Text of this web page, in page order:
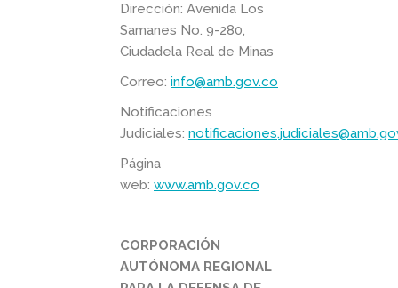
Dirección: Avenida Los
Samanes No. 9-280,
Ciudadela Real de Minas
Correo: info@amb.gov.co
Notificaciones
Judiciales:
Página
web: www.amb.gov.co
CORPORACIÓN
AUTÓNOMA REGIONAL